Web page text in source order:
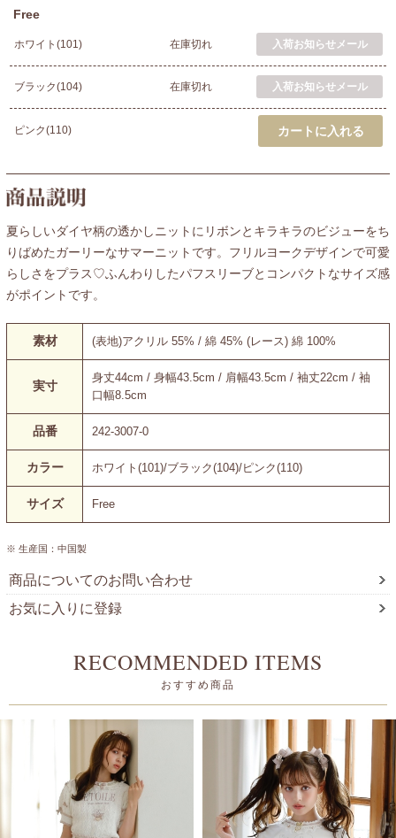
Free
ホワイト(101) 在庫切れ
ブラック(104) 在庫切れ
ピンク(110)
夏らしいダイヤ柄の透かしニットにリボンとキラキラのビジューをち
りばめたガーリーなサマーニットです。フリルヨークデザインで可愛
らしさをプラス♡ふんわりしたパフスリーブとコンパクトなサイズ感
がポイントです。
素材 (表地)アクリル 55% / 綿 45% (レース) 綿 100%
実寸
身丈44cm / 身幅43.5cm / 肩幅43.5cm / 袖丈22cm / 袖
口幅8.5cm
品番 242-3007-0
カラー ホワイト(101)/ブラック(104)/ピンク(110)
サイズ Free
※ 生産国：中国製
商品についてのお問い合わせ
お気に入りに登録
RECOMMENDED ITEMS
おすすめ商品